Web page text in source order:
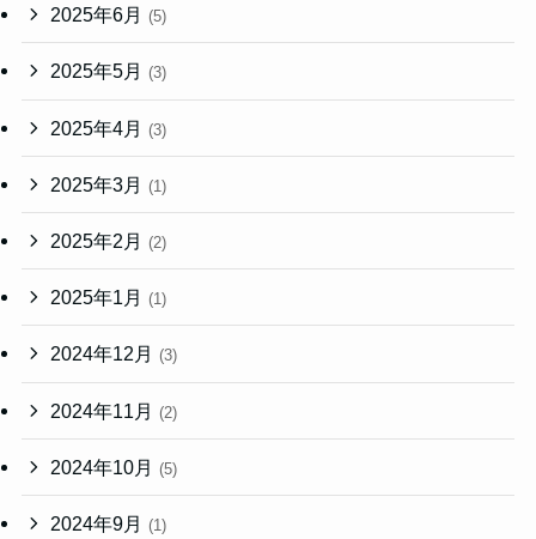
2025年6月 (5)
2025年5月 (3)
2025年4月 (3)
2025年3月 (1)
2025年2月 (2)
2025年1月 (1)
2024年12月 (3)
2024年11月 (2)
2024年10月 (5)
2024年9月 (1)